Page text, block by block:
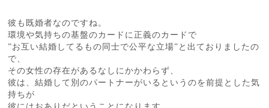
彼も既婚者なのですね。
環境や気持ちの基盤のカードに正義のカードで
”お互い結婚してるもの同士で公平な立場”と出ておりましたの
で、
その女性の存在があるなしにかかわらず、
彼は、結婚して別のパートナーがいるというのを前提とした気
持ちが